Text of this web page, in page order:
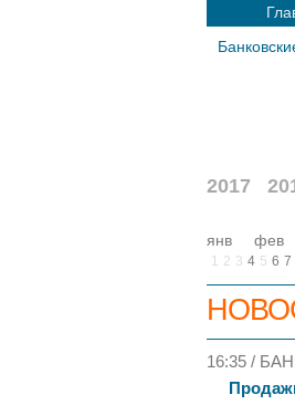
2017
янв фев
1 2 3 4 5 6 7
16:35 /